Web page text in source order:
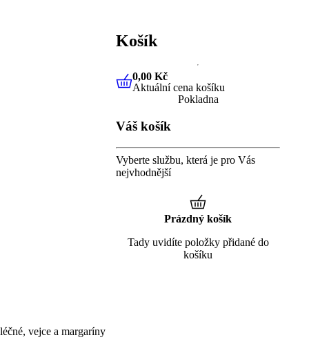
vejce a margaríny
Košík
0,00 KčAktuální cena košíku
0,00 Kč
Aktuální cena košíku
Pokladna
Váš košík
Vyberte službu, která je pro Vás
nejvhodnější
Prázdný košík
Tady uvidíte položky přidané do
košíku